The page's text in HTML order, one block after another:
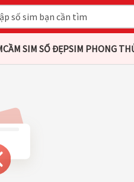
CẦM SIM SỐ ĐẸPSIM PHONG